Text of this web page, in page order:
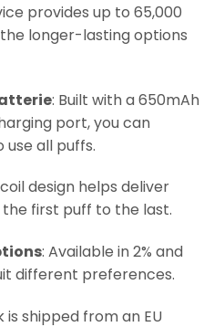
provides up to 65,000
longer-lasting options
: Built with a 650mAh
port, you can
all puffs.
design helps deliver
first puff to the last.
: Available in 2% and
different preferences.
is shipped from an EU